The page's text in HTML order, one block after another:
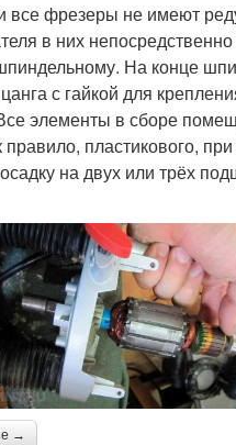
все фрезеры не имеют
в них
На конце
с гайкой для
элементы в сборе
правило, пластикового,
на двух или трёх
→